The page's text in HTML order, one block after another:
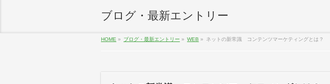
ブログ・最新エントリー
HOME » ブログ・最新エントリー » WEB » ネットの新常識 コンテンツマーケティングとは？